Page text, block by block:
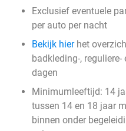
Exclusief eventuele
per auto per nacht
Bekijk hierhet
badkleding-, reguliere-
dagen
Minimumleeftijd: 14
tussen 14 en 18 jaar
binnen onder